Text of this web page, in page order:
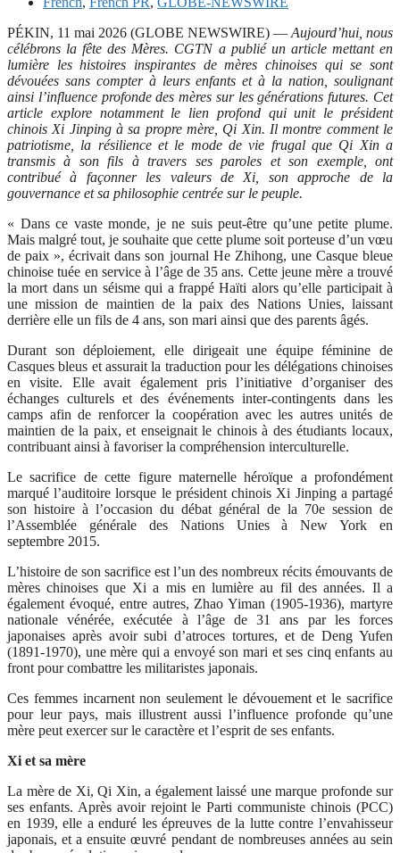
PÉKIN, 11 mai 2026 (GLOBE NEWSWIRE) — Aujourd’hui, nous
célébrons la fête des Mères. CGTN a publié un article mettant en
lumière les histoires inspirantes de mères chinoises qui se sont
dévouées sans compter à leurs enfants et à la nation, soulignant
ainsi l’influence profonde des mères sur les générations futures. Cet
article explore notamment le lien profond qui unit le président
chinois Xi Jinping à sa propre mère, Qi Xin. Il montre comment le
patriotisme, la résilience et le mode de vie frugal que Qi Xin a
transmis à son fils à travers ses paroles et son exemple, ont
contribué à façonner les valeurs de Xi, son approche de la
gouvernance et sa philosophie centrée sur le peuple.
« Dans ce vaste monde, je ne suis peut-être qu’une petite plume.
Mais malgré tout, je souhaite que cette plume soit porteuse d’un vœu
de paix », écrivait dans son journal He Zhihong, une Casque bleue
chinoise tuée en service à l’âge de 35 ans. Cette jeune mère a trouvé
la mort dans un séisme qui a frappé Haïti alors qu’elle participait à
une mission de maintien de la paix des Nations Unies, laissant
derrière elle un fils de 4 ans, son mari ainsi que des parents âgés.
Durant son déploiement, elle dirigeait une équipe féminine de
Casques bleus et assurait la traduction pour les délégations chinoises
en visite. Elle avait également pris l’initiative d’organiser des
échanges culturels et des événements inter-contingents dans les
camps afin de renforcer la coopération avec les autres unités de
maintien de la paix, et enseignait le chinois à des étudiants locaux,
contribuant ainsi à favoriser la compréhension interculturelle.
Le sacrifice de cette figure maternelle héroïque a profondément
marqué l’auditoire lorsque le président chinois Xi Jinping a partagé
son histoire à l’occasion du débat général de la 70e session de
l’Assemblée générale des Nations Unies à New York en
septembre 2015.
L’histoire de son sacrifice est l’un des nombreux récits émouvants de
mères chinoises que Xi a mis en lumière au fil des années. Il a
également évoqué, entre autres, Zhao Yiman (1905-1936), martyre
nationale vénérée, exécutée à l’âge de 31 ans par les forces
japonaises après avoir subi d’atroces tortures, et de Deng Yufen
(1891-1970), une mère qui a envoyé son mari et ses cinq enfants au
front pour combattre les militaristes japonais.
Ces femmes incarnent non seulement le dévouement et le sacrifice
pour leur pays, mais illustrent aussi l’influence profonde qu’une
mère peut exercer sur le caractère et l’esprit de ses enfants.
Xi et sa mère
La mère de Xi, Qi Xin, a également laissé une marque profonde sur
ses enfants. Après avoir rejoint le Parti communiste chinois (PCC)
en 1939, elle a enduré les épreuves de la lutte contre l’envahisseur
japonais, et a ensuite œuvré pendant de nombreuses années au sein